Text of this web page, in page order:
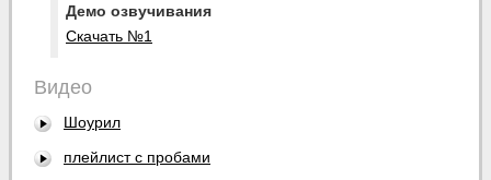
Демо озвучивания
Скачать №1
Видео
Шоурил
плейлист с пробами